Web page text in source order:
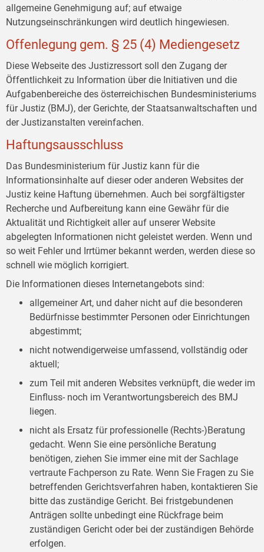
allgemeine Genehmigung auf; auf etwaige
Nutzungseinschränkungen wird deutlich hingewiesen.
Offenlegung gem. § 25 (4) Mediengesetz
Diese Webseite des Justizressort soll den Zugang der
Öffentlichkeit zu Information über die Initiativen und die
Aufgabenbereiche des österreichischen Bundesministeriums
für Justiz (BMJ), der Gerichte, der Staatsanwaltschaften und
der Justizanstalten vereinfachen.
Haftungsausschluss
Das Bundesministerium für Justiz kann für die
Informationsinhalte auf dieser oder anderen Websites der
Justiz keine Haftung übernehmen. Auch bei sorgfältigster
Recherche und Aufbereitung kann eine Gewähr für die
Aktualität und Richtigkeit aller auf unserer Website
abgelegten Informationen nicht geleistet werden. Wenn und
so weit Fehler und Irrtümer bekannt werden, werden diese so
schnell wie möglich korrigiert.
Die Informationen dieses Internetangebots sind:
allgemeiner Art, und daher nicht auf die besonderen
Bedürfnisse bestimmter Personen oder Einrichtungen
abgestimmt;
nicht notwendigerweise umfassend, vollständig oder
aktuell;
zum Teil mit anderen Websites verknüpft, die weder im
Einfluss- noch im Verantwortungsbereich des BMJ
liegen.
nicht als Ersatz für professionelle (Rechts-)Beratung
gedacht. Wenn Sie eine persönliche Beratung
benötigen, ziehen Sie immer eine mit der Sachlage
vertraute Fachperson zu Rate. Wenn Sie Fragen zu Sie
betreffenden Gerichtsverfahren haben, kontaktieren Sie
bitte das zuständige Gericht. Bei fristgebundenen
Anträgen sollte unbedingt eine Rückfrage beim
zuständigen Gericht oder bei der zuständigen Behörde
erfolgen.